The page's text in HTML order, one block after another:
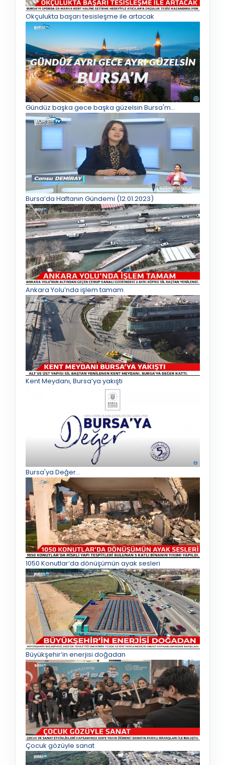
Okçulukta başarı tesisleşme ile artacak
Gündüz başka gece başka güzelsin Bursa'm...
Bursa’da Haftanın Gündemi (12.01.2023)
Ankara Yolu’nda işlem tamam
Kent Meydanı, Bursa’ya yakıştı
Bursa'ya Değer...
1050 Konutlar’da dönüşümün ayak sesleri
Büyükşehir’in enerjisi doğadan
Çocuk gözüyle sanat